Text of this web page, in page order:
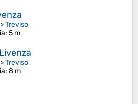
>Treviso
: 5 m
>Treviso
: 8 m